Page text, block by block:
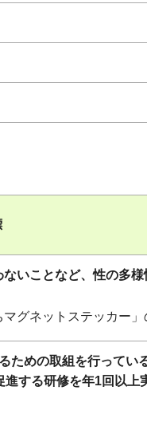
いことなど、性の多
グネットステッカー」
ための取組を行っている
進する研修を年1回以上